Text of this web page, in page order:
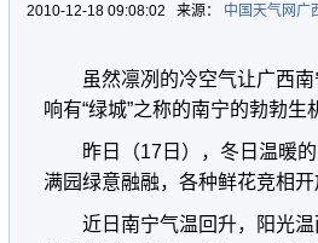
2010-12-18 09:08:02 来源： 中国天气网广
虽然凛冽的冷空气让广西
响有“绿城”之称的南宁的勃勃生
昨日（17日），冬日温暖
满园绿意融融，各种鲜花竞相
近日南宁气温回升，阳光